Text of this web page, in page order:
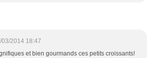
03/2014 18:47
et bien gourmands ces petits croissants!